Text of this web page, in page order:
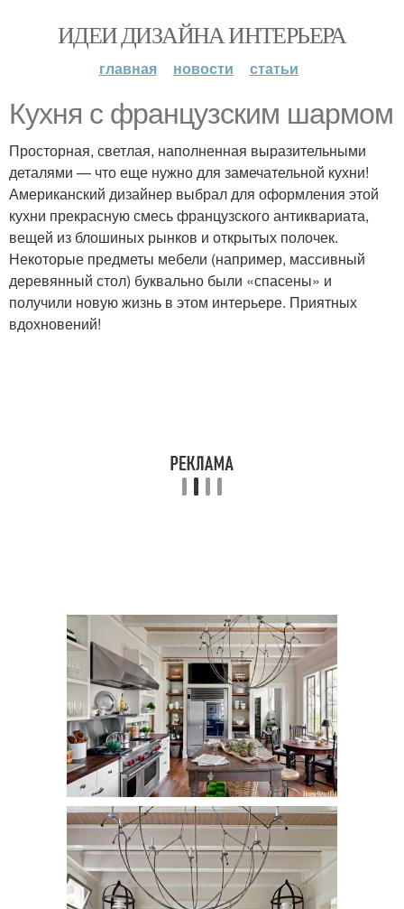
ИДЕИ ДИЗАЙНА ИНТЕРЬЕРА
главная новости статьи
Кухня с французским шармом
Просторная, светлая, наполненная выразительными
деталями — что еще нужно для замечательной кухни!
Американский дизайнер выбрал для оформления этой
кухни прекрасную смесь французского антиквариата,
вещей из блошиных рынков и открытых полочек.
Некоторые предметы мебели (например, массивный
деревянный стол) буквально были «спасены» и
получили новую жизнь в этом интерьере. Приятных
вдохновений!